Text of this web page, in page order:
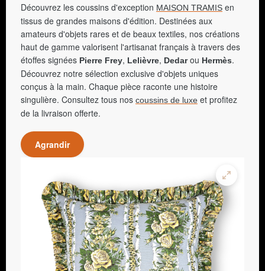
Découvrez les coussins d'exception MAISON TRAMIS en
tissus de grandes maisons d'édition. Destinées aux
amateurs d'objets rares et de beaux textiles, nos créations
haut de gamme valorisent l'artisanat français à travers des
étoffes signées Pierre Frey, Lelièvre, Dedarou Hermès.
Découvrez notre sélection exclusive d'objets uniques
conçus à la main. Chaque pièce raconte une histoire
singulière. Consultez tous nos coussins de luxe et profitez
de la livraison offerte.
Agrandir